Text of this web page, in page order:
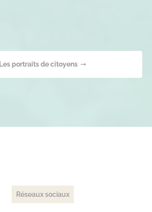
Les portraits de citoyens
Réseaux sociaux